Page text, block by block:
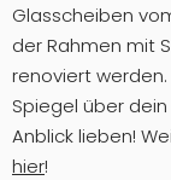
Glasscheiben
der Rahmen mit
renoviert
Spiegel über
Anblick lieben!
hier!